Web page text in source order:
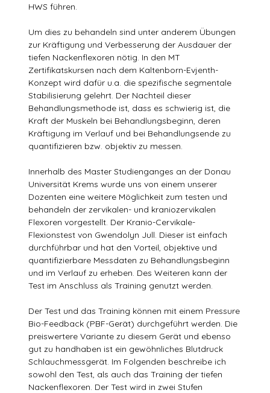
HWS führen.
Um dies zu behandeln sind unter anderem Übungen
zur Kräftigung und Verbesserung der Ausdauer der
tiefen Nackenflexoren nötig. In den MT
Zertifikatskursen nach dem Kaltenborn-Evjenth-
Konzept wird dafür u.a. die spezifische segmentale
Stabilisierung gelehrt. Der Nachteil dieser
Behandlungsmethode ist, dass es schwierig ist, die
Kraft der Muskeln bei Behandlungsbeginn, deren
Kräftigung im Verlauf und bei Behandlungsende zu
quantifizieren bzw. objektiv zu messen.
Innerhalb des Master Studienganges an der Donau
Universität Krems wurde uns von einem unserer
Dozenten eine weitere Möglichkeit zum testen und
behandeln der zervikalen- und kraniozervikalen
Flexoren vorgestellt. Der Kranio-Cervikale-
Flexionstest von Gwendolyn Jull. Dieser ist einfach
durchführbar und hat den Vorteil, objektive und
quantifizierbare Messdaten zu Behandlungsbeginn
und im Verlauf zu erheben. Des Weiteren kann der
Test im Anschluss als Training genutzt werden.
Der Test und das Training können mit einem Pressure
Bio-Feedback (PBF-Gerät) durchgeführt werden. Die
preiswertere Variante zu diesem Gerät und ebenso
gut zu handhaben ist ein gewöhnliches Blutdruck
Schlauchmessgerät. Im Folgenden beschreibe ich
sowohl den Test, als auch das Training der tiefen
Nackenflexoren. Der Test wird in zwei Stufen